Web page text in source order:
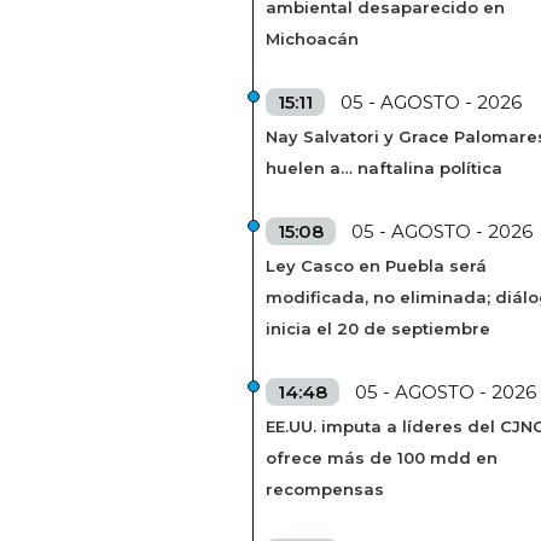
ambiental desaparecido en
Michoacán
15:11 05 - AGOSTO - 2026
Nay Salvatori y Grace
huelen a… naftalina política
15:08 05 - AGOSTO - 2026
Ley Casco en Puebla será
modificada, no eliminada;
inicia el 20 de septiembre
14:48 05 - AGOSTO - 2026
EE.UU. imputa a líderes del
ofrece más de 100 mdd en
recompensas